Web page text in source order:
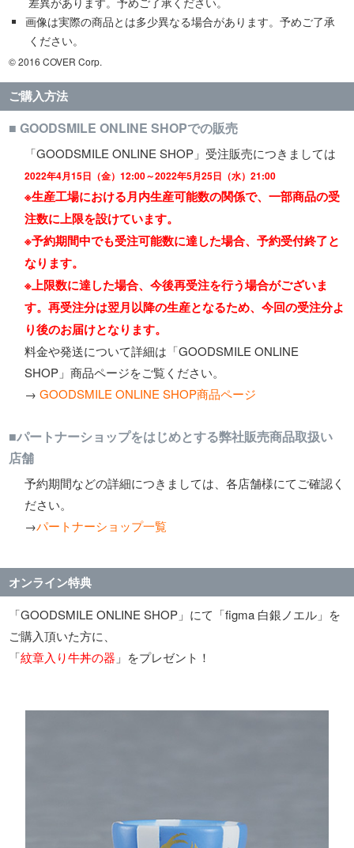
画像は実際の商品とは多少異なる場合があります。予めご了承
ください。
© 2016 COVER Corp.
ご購入方法
■ GOODSMILE ONLINE SHOPでの販売
「GOODSMILE ONLINE SHOP」受注販売につきましては
2022年4月15日（金）12:00～2022年5月25日（水）21:00
※生産工場における月内生産可能数の関係で、一部商品の受
注数に上限を設けています。
※予約期間中でも受注可能数に達した場合、予約受付終了と
なります。
※上限数に達した場合、今後再受注を行う場合がございま
す。再受注分は翌月以降の生産となるため、今回の受注分よ
り後のお届けとなります。
料金や発送について詳細は「GOODSMILE ONLINE
SHOP」商品ページをご覧ください。
→GOODSMILE ONLINE SHOP商品ページ
■パートナーショップをはじめとする弊社販売商品取扱い
店舗
予約期間などの詳細につきましては、各店舗様にてご確認く
ださい。
→パートナーショップ一覧
オンライン特典
「GOODSMILE ONLINE SHOP」にて「figma 白銀ノエル」を
ご購入頂いた方に、
「紋章入り牛丼の器 」をプレゼント！